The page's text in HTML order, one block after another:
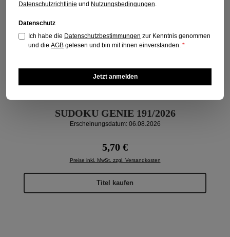
SUDOKU GENIE 191/2026
Erscheinungsdatum: 06.08.2026
Regulärer Preis:
5,70 €
Preise inkl. MwSt. zzgl. Versandkosten
Titel kaufen
Datenschutzrichtlinie und Nutzungsbedingungen.
Datenschutz
Ich habe die Datenschutzbestimmungen zur Kenntnis genommen
und dieAGB gelesen und bin mit ihnen einverstanden.*
Jetzt anmelden